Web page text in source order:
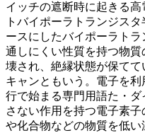
イッチの遮断時に起きる
トバイポーラトランジス
ースにしたバイポーラト
通しにくい性質を持つ物
壊され、絶縁状態が保て
キャンともいう。電子を
行で始まる専門用語た・
さない作用を持つ電子素
や化合物などの物質を低